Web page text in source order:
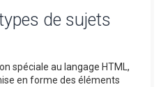
de sujets
spéciale au langage HTML,
en forme des éléments